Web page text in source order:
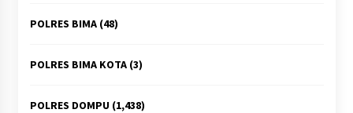
POLRES BIMA(48)
POLRES BIMA KOTA(3)
POLRES DOMPU(1,438)